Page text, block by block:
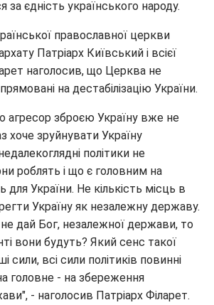
за єдність українського народу.
православної церкви
Патріарх Київський і всієї
наголосив, що Церква не
на дестабілізацію України.
агресор зброєю Україну вже не
хоче зруйнувати Україну
політики не
роблять і що є головним на
для України. Не кількість місць в
Україну як незалежну державу.
дай Бог, незалежної держави, то
вони будуть? Який сенс такої
сили, всі сили політиків повинні
головне - на збереження
- наголосив Патріарх Філарет.